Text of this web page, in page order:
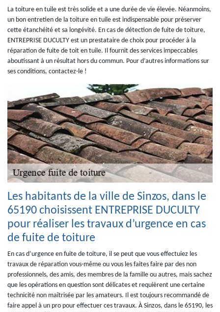
La toiture en tuile est très solide et a une durée de vie élevée. Néanmoins,
un bon entretien de la toiture en tuile est indispensable pour préserver
cette étanchéité et sa longévité. En cas de détection de fuite de toiture,
ENTREPRISE DUCULTY est un prestataire de choix pour procéder à la
réparation de fuite de toit en tuile. Il fournit des services impeccables
aboutissant à un résultat hors du commun. Pour d’autres informations sur
ses conditions, contactez-le !
Les habitants de la ville de Sinzos, dans le
65190 choisissent ENTREPRISE DUCULTY
pour réaliser les travaux d’urgence en cas
de fuite de toiture
En cas d’urgence en fuite de toiture, il se peut que vous effectuiez les
travaux de réparation vous-même ou vous les faites faire par des non
professionnels, des amis, des membres de la famille ou autres, mais sachez
que les opérations en question sont délicates et requièrent une certaine
technicité non maîtrisée par les amateurs. Il est toujours recommandé de
faire appel à un pro pour effectuer ces travaux. À Sinzos, dans le 65190, les